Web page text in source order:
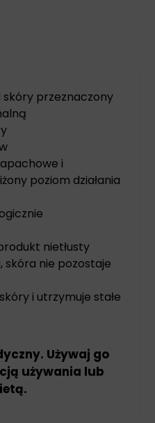
skóry przeznaczony
i
poziom działania
nietłusty
skóra nie pozostaje
i utrzymuje stałe
Używaj go
używania lub